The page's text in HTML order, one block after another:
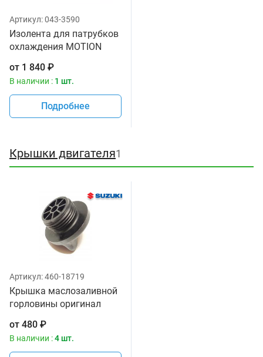
Артикул:043-3590
Изолента для патрубков
охлаждения MOTION
от 1 840 ₽
В наличии : 1 шт.
Подробнее
Крышки двигателя1
Артикул:460-18719
Крышка маслозаливной
горловины оригинал
от 480 ₽
В наличии :4 шт.